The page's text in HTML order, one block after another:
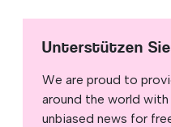
Unterstützen
We are proud to
around the world
unbiased news for